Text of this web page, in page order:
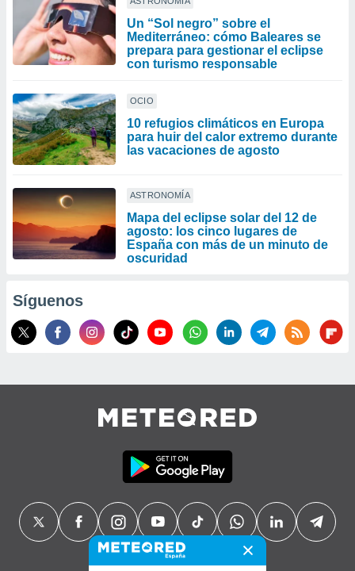
Un “Sol negro” sobre el
Mediterráneo: cómo Baleares se
prepara para gestionar el eclipse
con turismo responsable
OCIO
10 refugios climáticos en Europa
para huir del calor extremo durante
las vacaciones de agosto
ASTRONOMÍA
Mapa del eclipse solar del 12 de
agosto: los cinco lugares de
España con más de un minuto de
oscuridad
Síguenos